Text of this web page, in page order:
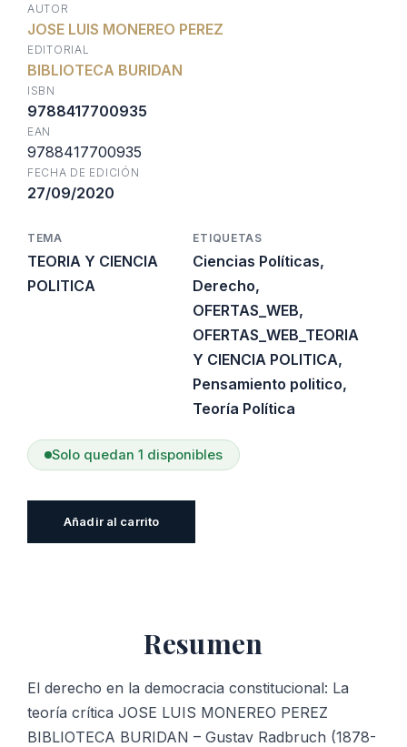
original
era:
$32.400.
actual
AUTOR
JOSE LUIS MONEREO PEREZ
EDITORIAL
BIBLIOTECA BURIDAN
ISBN
9788417700935
EAN
9788417700935
FECHA DE EDICIÓN
27/09/2020
TEMA
TEORIA Y CIENCIA
POLITICA
ETIQUETAS
Ciencias Políticas,
Derecho,
OFERTAS_WEB,
OFERTAS_WEB_TEORIA
Y CIENCIA POLITICA,
Pensamiento politico,
Teoría Política
Solo quedan 1 disponibles
teoría
crítica
cantidad
Añadir al carrito
Resumen
El derecho en la democracia constitucional: La
teoría crítica JOSE LUIS MONEREO PEREZ
BIBLIOTECA BURIDAN – Gustav Radbruch (1878-